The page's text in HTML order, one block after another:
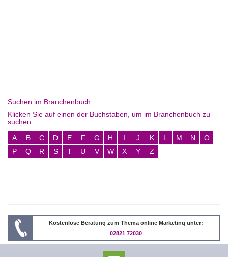
Suchen im Branchenbuch
Klicken Sie auf einen der Buchstaben, um im Branchenbuch zu
suchen.
A
B C D E F G H I J K L M N
O
P
Q R S T U V W X Y Z
Kostenlose Beratung zum Thema online Marketing unter:
02821 72030